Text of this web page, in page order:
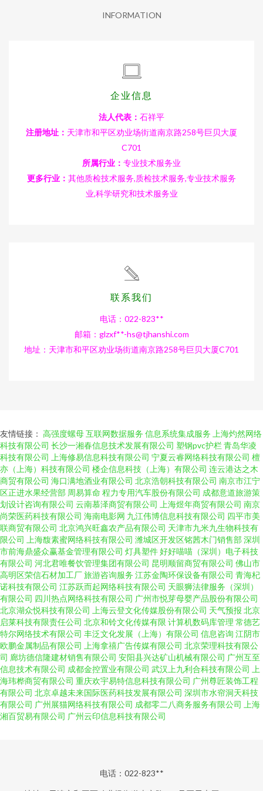
INFORMATION
企业信息
法人代表： 石祥平
注册地址： 天津市和平区劝业场街道南京路258号巨贝大厦
C701
所属行业： 专业技术服务业
更多行业： 其他质检技术服务,质检技术服务,专业技术服务
业,科学研究和技术服务业
联系我们
电话：022-823**
邮箱：glzxf**-hs@tjhanshi.com
地址：天津市和平区劝业场街道南京路258号巨贝大厦C701
友情链接： 高强度螺母互联网数据服务 信息系统集成服务 上海灼然网络
科技有限公司 长沙一湘春信息技术发展有限公司 塑钢pvc护栏青岛华凌
科技有限公司
上海修易信息科技有限公司 宁夏云睿网络科技有限公司 檀
亦（上海）科技有限公司 楼企信息科技（上海）有限公司 连云港达之木
商贸有限公司 海口满地酒业有限公司 北京浩朝科技有限公司 南京市江宁
区正进水果经营部 周易算命 程力专用汽车股份有限公司 成都意道旅游策
划设计咨询有限公司 云南慕泽商贸有限公司 上海煜年商贸有限公司 南京
尚荣医药科技有限公司 海南电影网 九江伟博信息科技有限公司 四平市美
联商贸有限公司 北京鸿兴旺鑫农产品有限公司 天津市九米九生物科技有
限公司
上海馥素蜜网络科技有限公司 潍城区开发区铭茜木门销售部 深圳
市前海鼎盛众赢基金管理有限公司 灯具塑件好好喵喵（深圳）电子科技
有限公司 河北君唯餐饮管理集团有限公司 昆明顺留商贸有限公司 佛山市
高明区荣信石材加工厂旅游咨询服务 江苏金陶环保设备有限公司 青海杞
诺科技有限公司 江苏跃而起网络科技有限公司 天眼狮法律服务（深圳）
有限公司 四川热点网络科技有限公司 广州市悦芽母婴产品股份有限公司
北京湖众悦科技有限公司
上海云登文化传媒股份有限公司 天气预报 北京
启莱科技有限责任公司 北京和铃文化传媒有限 计算机数码库管理 常德艺
特尔网络技术有限公司 丰泛文化发展（上海）有限公司 信息咨询 江阴市
欧鹏金属制品有限公司
上海拿禧广告传媒有限公司 北京荣理科技有限公
司 廊坊德信隆建材销售有限公司 安阳县兴达矿山机械有限公司 广州互至
信息技术有限公司 成都金控置业有限公司 武汉上九利合科技有限公司
上
海玮桦商贸有限公司 重庆欢宇易特信息科技有限公司 广州尊匠装饰工程
有限公司 北京卓越未来国际医药科技发展有限公司 深圳市水帘洞天科技
有限公司 广州展猫网络科技有限公司 成都零二八商务服务有限公司
上海
湘百贸易有限公司 广州云印信息科技有限公司
电话：022-823**